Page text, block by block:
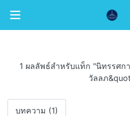
1 ผลลัพธ์สำหรับแท็ก "นิทรรศก
วัลลภ
บทความ (1)